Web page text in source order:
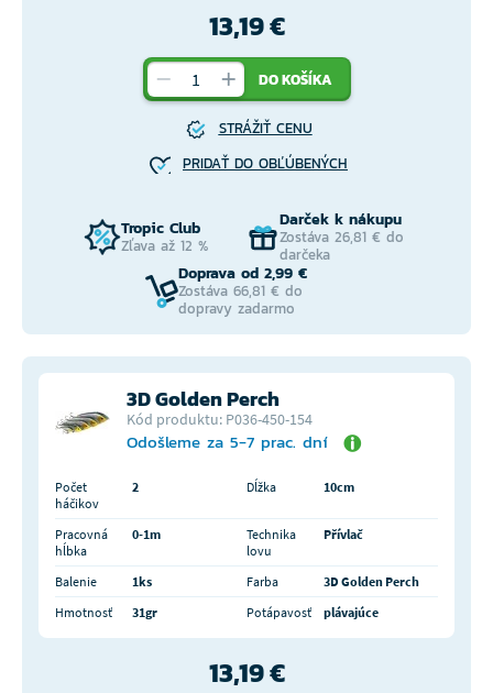
13,19 €
DO KOŠÍKA
STRÁŽIŤ CENU
PRIDAŤ DO OBĽÚBENÝCH
Tropic Club
Zľava až 12 %
Darček k nákupu
Zostáva 26,81 € do
darčeka
Doprava od 2,99 €
Zostáva 66,81 € do
dopravy zadarmo
3D Golden Perch
Kód produktu: P036-450-154
Odošleme za 5-7 prac. dní
Počet
háčikov
2 Dĺžka 10cm
Pracovná
hĺbka
0-1m
Technika
lovu
Přívlač
Balenie 1ks Farba
3D Golden Perch
Hmotnosť
31gr Potápavosť plávajúce
13,19 €